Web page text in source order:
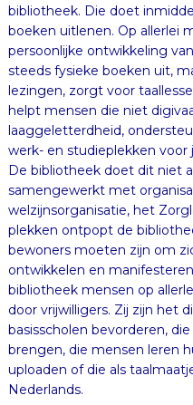
werk- en studieplekken voor
De bibliotheek doet dit niet
samengewerkt met organisaties als
welzijnsorganisatie, het Zorgloket
plekken ontpopt de bibliotheek
bewoners moeten zijn om zich
ontwikkelen en manifesteren.
bibliotheek mensen op allerlei
door vrijwilligers. Zij zijn het
basisscholen bevorderen, die
brengen, die mensen leren hun
uploaden of die als taalmaatje een
Nederlands.